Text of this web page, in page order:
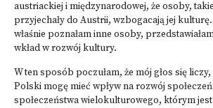
austriackiej i międzynarodowej, że osoby,
przyjechały do Austrii, wzbogacają jej
właśnie poznałam inne osoby,
wkład w rozwój kultury.
W ten sposób poczułam, że mój głos się
Polski mogę mieć wpływ na rozwój
społeczeństwa wielokulturowego, którym